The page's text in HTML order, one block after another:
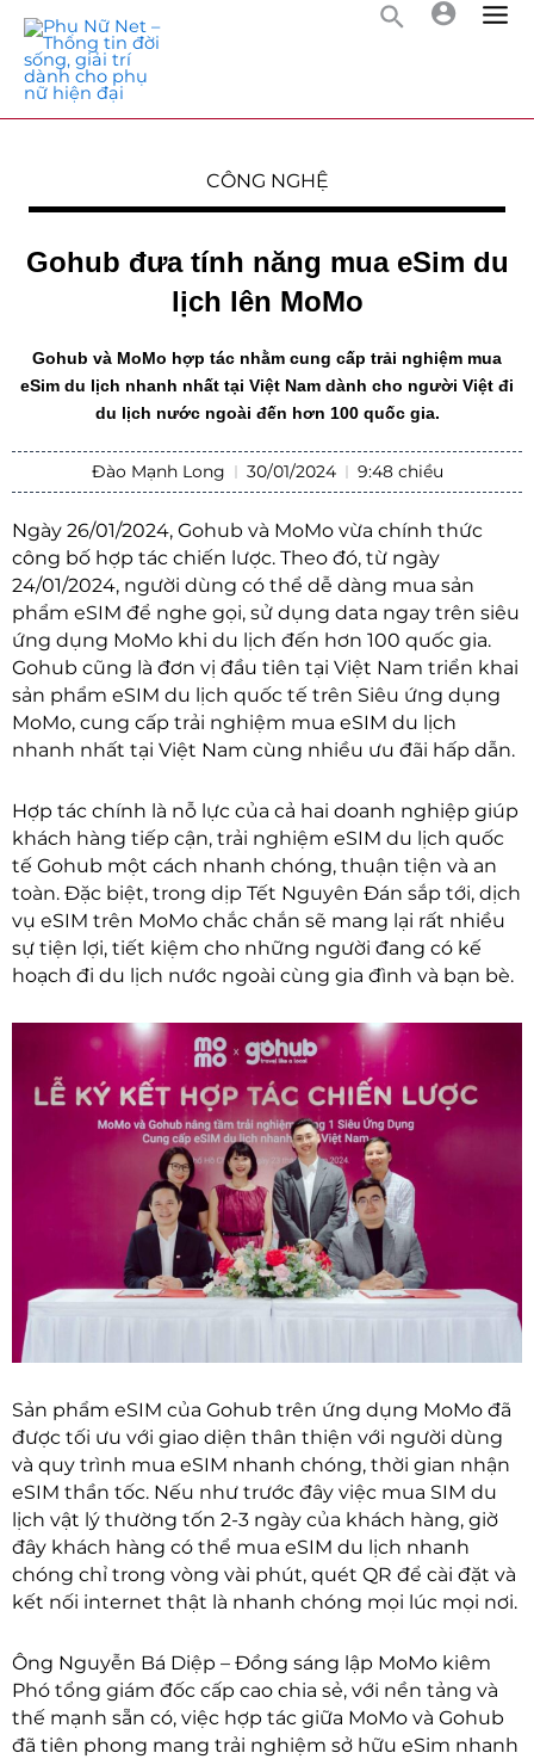
CÔNG NGHỆ
Gohub đưa tính năng mua eSim du
lịch lên MoMo
Gohub và MoMo hợp tác nhằm cung cấp trải nghiệm mua
eSim du lịch nhanh nhất tại Việt Nam dành cho người Việt đi
du lịch nước ngoài đến hơn 100 quốc gia.
Đào Mạnh Long 30/01/2024 9:48 chiều
Ngày 26/01/2024, Gohub và MoMo vừa chính thức
công bố hợp tác chiến lược. Theo đó, từ ngày
24/01/2024, người dùng có thể dễ dàng mua sản
phẩm eSIM để nghe gọi, sử dụng data ngay trên siêu
ứng dụng MoMo khi du lịch đến hơn 100 quốc gia.
Gohub cũng là đơn vị đầu tiên tại Việt Nam triển khai
sản phẩm eSIM du lịch quốc tế trên Siêu ứng dụng
MoMo, cung cấp trải nghiệm mua eSIM du lịch
nhanh nhất tại Việt Nam cùng nhiều ưu đãi hấp dẫn.
Hợp tác chính là nỗ lực của cả hai doanh nghiệp giúp
khách hàng tiếp cận, trải nghiệm eSIM du lịch quốc
tế Gohub một cách nhanh chóng, thuận tiện và an
toàn. Đặc biệt, trong dịp Tết Nguyên Đán sắp tới, dịch
vụ eSIM trên MoMo chắc chắn sẽ mang lại rất nhiều
sự tiện lợi, tiết kiệm cho những người đang có kế
hoạch đi du lịch nước ngoài cùng gia đình và bạn bè.
Sản phẩm eSIM của Gohub trên ứng dụng MoMo đã
được tối ưu với giao diện thân thiện với người dùng
và quy trình mua eSIM nhanh chóng, thời gian nhận
eSIM thần tốc. Nếu như trước đây việc mua SIM du
lịch vật lý thường tốn 2-3 ngày của khách hàng, giờ
đây khách hàng có thể mua eSIM du lịch nhanh
chóng chỉ trong vòng vài phút, quét QR để cài đặt và
kết nối internet thật là nhanh chóng mọi lúc mọi nơi.
Ông Nguyễn Bá Diệp – Đồng sáng lập MoMo kiêm
Phó tổng giám đốc cấp cao chia sẻ, với nền tảng và
thế mạnh sẵn có, việc hợp tác giữa MoMo và Gohub
đã tiên phong mang trải nghiệm sở hữu eSim nhanh